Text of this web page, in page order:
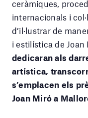
ceràmiques,
internacionals i
d’il·lustrar de
i estilística de Joan
dedicaran als
artística,
s’emplacen els
Joan Miró a